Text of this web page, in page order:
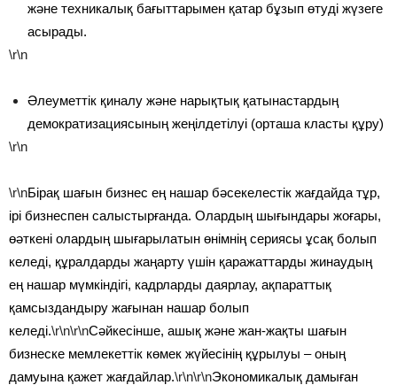
және техникалық бағыттарымен қатар бұзып өтуді жүзеге
асырады.
\r\n
Әлеуметтік қиналу және нарықтық қатынастардың
демократизациясының жеңілдетілуі (орташа класты құру)
\r\n
\r\nБірақ шағын бизнес ең нашар бәсекелестік жағдайда тұр,
ірі бизнеспен салыстырғанда. Олардың шығындары жоғары,
өәткені олардың шығарылатын өнімнің сериясы ұсақ болып
келеді, құралдарды жаңарту үшін қаражаттарды жинаудың
ең нашар мүмкіндігі, кадрларды даярлау, ақпараттық
қамсыздандыру жағынан нашар болып
келеді.\r\n\r\nСәйкесінше, ашық және жан-жақты шағын
бизнеске мемлекеттік көмек жүйесінің құрылуы – оның
дамуына қажет жағдайлар.\r\n\r\nЭкономикалық дамыған